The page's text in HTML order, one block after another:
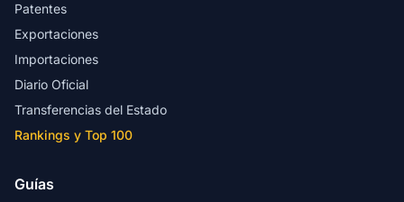
Patentes
Exportaciones
Importaciones
Diario Oficial
Transferencias del Estado
Rankings y Top 100
Guías